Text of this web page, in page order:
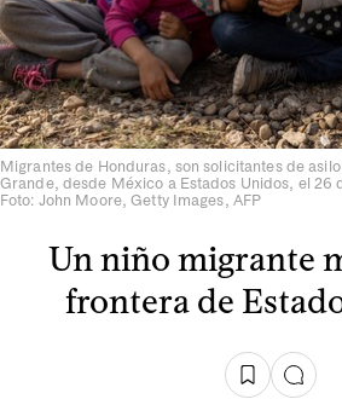
Migrantes de Honduras, son solicitantes de
Grande, desde México a Estados Unidos, el 26
Foto: John Moore, Getty Images, AFP
Un niño migrante
frontera de